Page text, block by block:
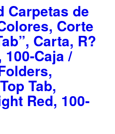
Carpetas de
Corte
Carta, R?
Caja /
Tab,
Red, 100-